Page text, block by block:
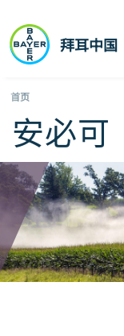
拜耳中国
首页
安必可